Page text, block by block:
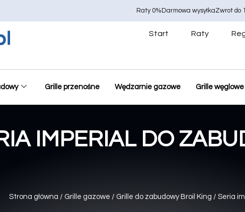
Raty 0% Darmowa wysyłkaZwrot do
Start Raty
Grille przenośne Wędzarnie gazowe Grille węglowe
IMPERIAL DO
Strona główna / Grille gazowe / Grille do zabudowy Broil King / Seria